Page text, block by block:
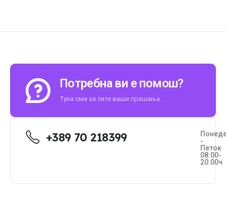
Потребна ви е помош?
Тука сме за сите ваши прашања.
+389 70 218399
-
Петок
08:00-
20:00ч